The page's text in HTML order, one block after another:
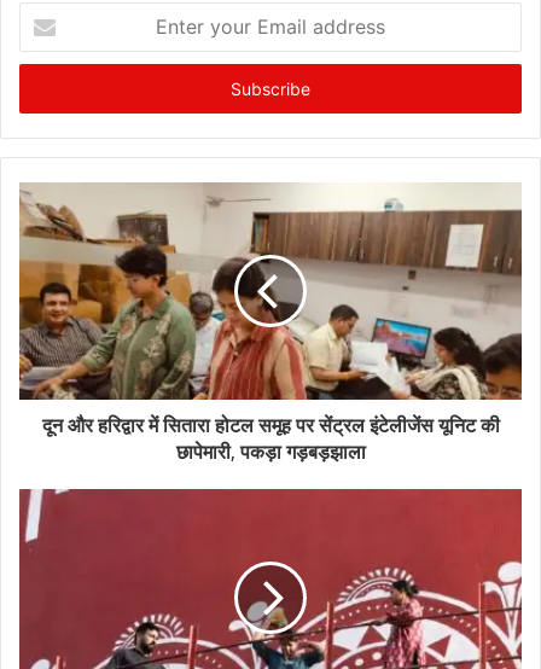
your
Email
दून और हरिद्वार में सितारा होटल समूह पर सेंट्रल इंटेलीजेंस यूनिट की
छापेमारी, पकड़ा गड़बड़झाला